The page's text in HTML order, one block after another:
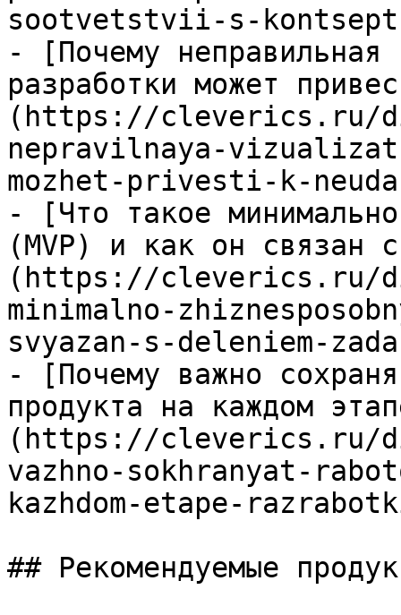
sootvetstvii-s-
- [Почему неправильная
разработки может
(https://cleverics.ru/
nepravilnaya-
mozhet-privesti-k-
- [Что такое
(MVP) и как он связан
(https://cleverics.ru/
minimalno-
svyazan-s-deleniem-
- [Почему важно
продукта на каждом
(https://cleverics.ru/
vazhno-sokhranyat-
kazhdom-etape-
## Рекомендуемые